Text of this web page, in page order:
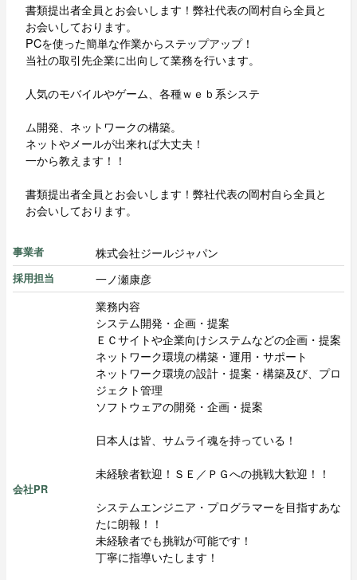
書類提出者全員とお会いします！弊社代表の岡村自ら全員と
お会いしております。
PCを使った簡単な作業からステップアップ！
当社の取引先企業に出向して業務を行います。
人気のモバイルやゲーム、各種ｗｅｂ系システ
ム開発、ネットワークの構築。
ネットやメールが出来れば大丈夫！
一から教えます！！
書類提出者全員とお会いします！弊社代表の岡村自ら全員と
お会いしております。
事業者 株式会社ジールジャパン
採用担当 一ノ瀬康彦
会社PR
業務内容
システム開発・企画・提案
ＥＣサイトや企業向けシステムなどの企画・提案
ネットワーク環境の構築・運用・サポート
ネットワーク環境の設計・提案・構築及び、プロ
ジェクト管理
ソフトウェアの開発・企画・提案
日本人は皆、サムライ魂を持っている！
未経験者歓迎！ＳＥ／ＰＧへの挑戦大歓迎！！
システムエンジニア・プログラマーを目指すあな
たに朗報！！
未経験者でも挑戦が可能です！
丁寧に指導いたします！